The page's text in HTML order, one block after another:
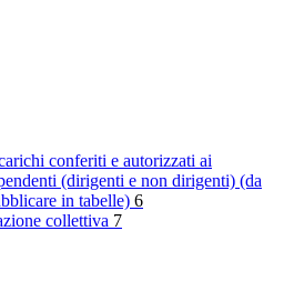
conferiti e autorizzati ai
(dirigenti e non dirigenti) (da
in tabelle) 6
collettiva 7